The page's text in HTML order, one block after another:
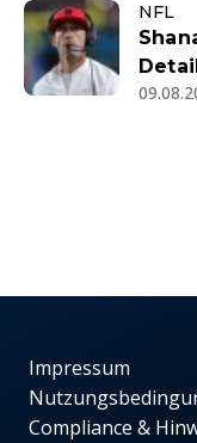
NFL
Impressum
Compliance &